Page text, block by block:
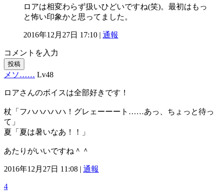
ロアは相変わらず扱いひどいですね(笑)。最初はもっ
と怖い印象かと思ってました。
2016年12月27日 17:10 | 通報
コメントを入力
投稿
メソ…… Lv48
ロアさんのボイスは全部好きです！
杖「フハハハハハ！グレェーーート……あっ、ちょっと待っ
て」
夏「夏は暑いなあ！！」
あたりがいいですね＾＾
2016年12月27日 11:08 | 通報
4